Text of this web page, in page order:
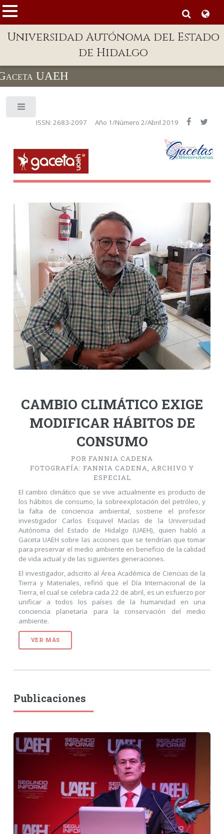
Enlaces
Directorio
Defensor Universitario
Patronato
Publicaciones en línea
Acreditación Internacional
Visitantes
Universidad Autónoma del Estado
de Hidalgo
UAEH
ISSN: 2683-2097 Año 1/Número 2/Abril 2019
CAMBIO CLIMÁTICO EXIGE
MODIFICAR HÁBITOS DE
CONSUMO
POR FANNIA CADENA
FOTOGRAFÍA: FANNIA CADENA, ARCHIVO Y
ESPECIAL
El cambio climático que se vive actualmente es producto de
los hábitos de consumo, la sobreexplotación del petróleo, y
la falta de conciencia ambiental, sostiene el profesor
investigador Carlos Esquivel Macías de la Universidad
Autónoma del Estado de Hidalgo (UAEH), quien habló a
Gaceta UAEH sobre las acciones que se tendrían que tomar
para preservar el medio ambiente en beneficio de la calidad
de vida actual y de las siguientes generaciones.
El investigador, adscrito al Área Académica de Ciencias de la
Tierra y Materiales, refirió que el Día Internacional de la
Tierra, el cual se celebra cada 22 de abril, es un esfuerzo por
unificar a todos los países de la humanidad en una
conciencia planetaria para la conservación del medio
ambiente.
VER MÁS
Publicaciones